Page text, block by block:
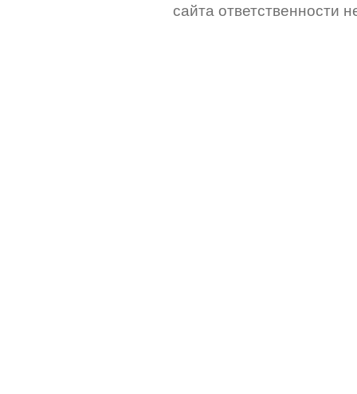
сайта ответственности